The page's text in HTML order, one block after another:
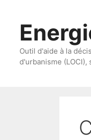
contenu
Outil d'aide à la
d'urbanisme